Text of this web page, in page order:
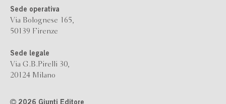
Sede operativa
Via Bolognese 165,
50139 Firenze
Sede legale
Via G.B.Pirelli 30,
20124 Milano